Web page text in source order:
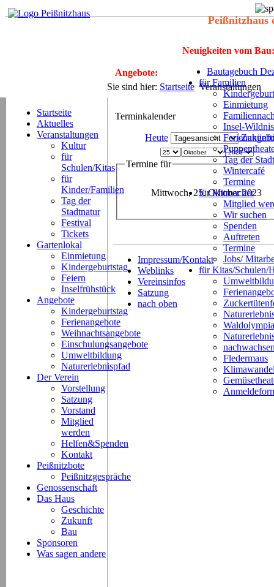
Peißnitzhaus
Neuigkeiten vom Bau:
Bautagebuch
für Familien
Einmietung
Insel-
Tag der
Wintercafé
Termine
für Mitmacher
Mitglied
Wir suchen
Spenden
Auftreten
Termine
Jobs/
für Kitas/Schulen/
Fledermaus
Angebote:
Sie sind hier: Startseite Veranstaltungen
Startseite
Aktuelles
Veranstaltungen
Kultur
für
Schulen/Kitas
für
Kinder/Familien
Tag der
Stadtnatur
Festival
Tickets
Gartenlokal
Einmietung
Kindergeburtstag
Feiern
Inselfrühstück
Angebote
Kindergeburtstag
Ferienangebote
Weihnachtsangebote
Einschulungsangebote
Umweltbildung
Naturerlebnispfad
Der Verein
Vorstellung
Satzung
Vorstand
Mitglied
werden
Helfen&Spenden
Kontakt
Peißnitzbote
Peißnitzgespräche
Genossenschaft
Das Haus
Geschichte
Zukunft
Bau
Sponsoren
Was sagen andere
Terminkalender
Heute
Termine für
Mittwoch, 25. Oktober 2023
Impressum/Kontakt
Weblinks
Vereinsinfos
Satzung
nach oben